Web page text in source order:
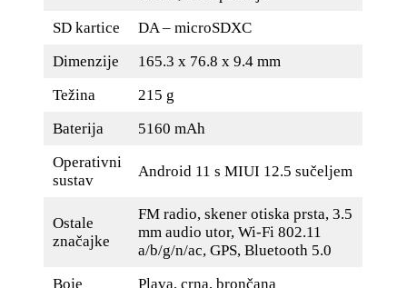
SD kartice
DA – microSDXC
Dimenzije
165.3 x 76.8 x 9.4 mm
Težina
215 g
Baterija
5160 mAh
Operativni
sustav
Android 11 s MIUI 12.5 sučeljem
Ostale
značajke
FM radio, skener otiska prsta, 3.5
mm audio utor, Wi-Fi 802.11
a/b/g/n/ac, GPS, Bluetooth 5.0
Boje
Plava, crna, brončana